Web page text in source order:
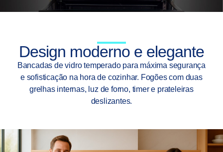
Design moderno e elegante
Bancadas de vidro temperado para máxima segurança
e sofisticação na hora de cozinhar. Fogões com duas
grelhas internas, luz de forno, timer e prateleiras
deslizantes.